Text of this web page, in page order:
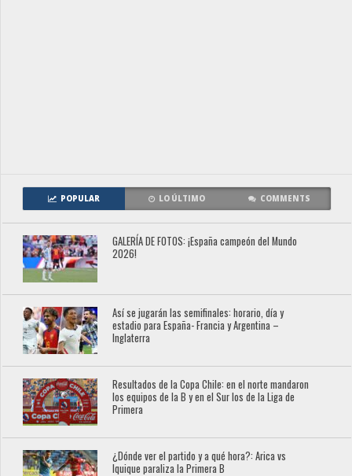
POPULAR LO ÚLTIMO COMMENTS
GALERÍA DE FOTOS: ¡España campeón del Mundo
2026!
Así se jugarán las semifinales: horario, día y
estadio para España- Francia y Argentina –
Inglaterra
Resultados de la Copa Chile: en el norte mandaron
los equipos de la B y en el Sur los de la Liga de
Primera
¿Dónde ver el partido y a qué hora?: Arica vs
Iquique paraliza la Primera B